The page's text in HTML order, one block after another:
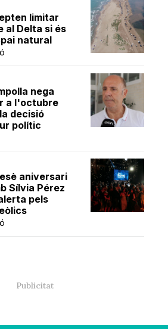
limitar
al Delta si és
natural
nega
a l'octubre
decisió
polític
aniversari
Sílvia Pérez
pels